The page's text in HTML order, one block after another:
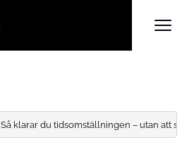
Så klarar du tidsomställningen – utan att